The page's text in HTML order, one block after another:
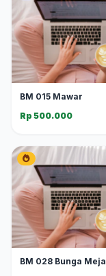
BM 015 Mawar
Rp 500.000
BM 028 Bunga Meja